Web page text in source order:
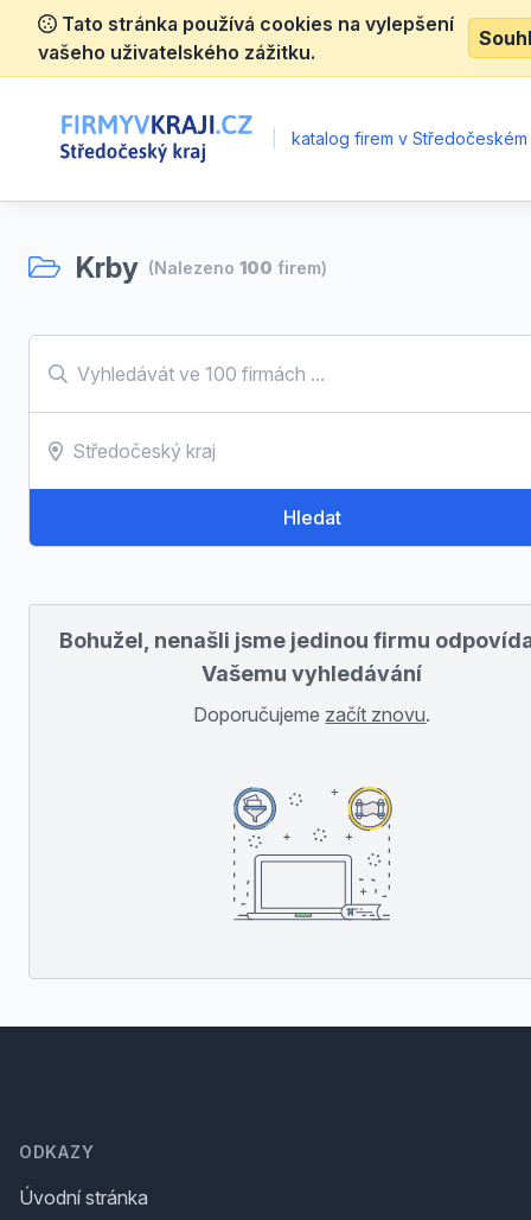
Tato stránka používá cookies na vylepšení
vašeho uživatelského zážitku.
katalog firem v Středočeském
Krby (Nalezeno 100 firem)
Hledat
Bohužel, nenašli jsme jedinou firmu
Vašemu vyhledávání
Doporučujeme začít znovu.
ODKAZY
Úvodní stránka